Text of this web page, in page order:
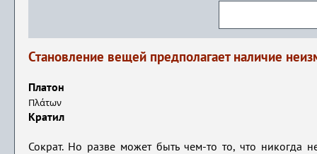
Становление вещей предполагает наличие
Платон
Πλάτων
Кратил
Сократ. Но разве может быть чем-то то, что никогда